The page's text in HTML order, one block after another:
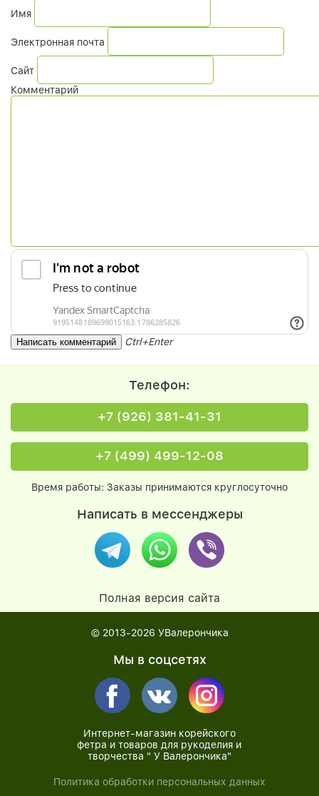
Имя
Электронная почта
Сайт
Комментарий
Ctrl+Enter
Телефон:
+7 (926) 381-41-31
+7 (499) 499-12-08
Время работы: Заказы принимаются круглосуточно
Написать в мессенджеры
Полная версия сайта
© 2013-2026 УВалерончика
Мы в соцсетях
Интернет-магазин корейского
фетра и товаров для рукоделия и
творчества " У Валерончика"
Политика обработки персональных данных